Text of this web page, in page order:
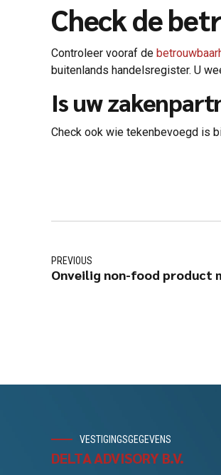
Check de
Controleer vooraf de
buitenlands handelsregister. U
Is uw
Check ook wie tekenbevoegd is
PREVIOUS
Onveilig non-food product
VESTIGINGSGEGEVENS
DELTA ADVISORY B.V.